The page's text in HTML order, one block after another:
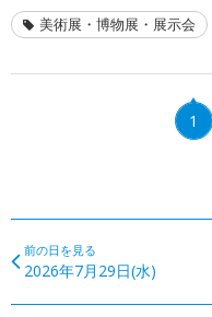
美術展・博物展・展示会
1
前の日を見る
2026年7月29日(水)